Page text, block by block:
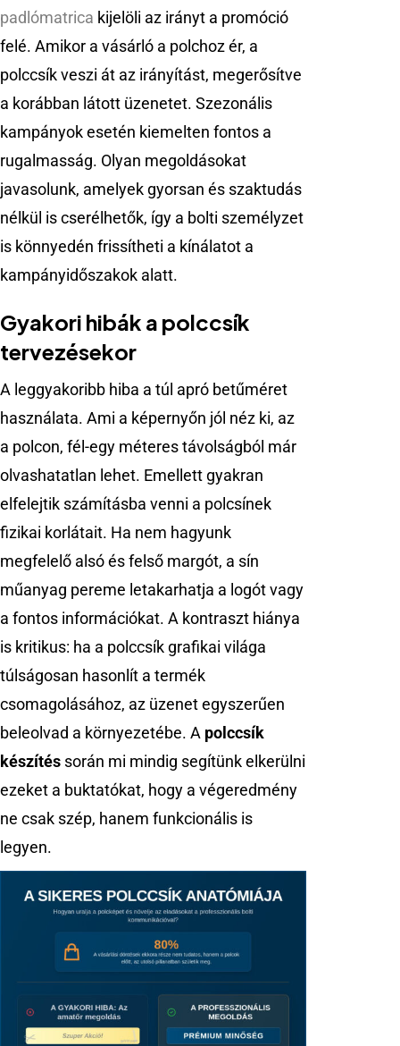
padlómatrica kijelöli az irányt a promóció
felé. Amikor a vásárló a polchoz ér, a
polccsík veszi át az irányítást, megerősítve
a korábban látott üzenetet. Szezonális
kampányok esetén kiemelten fontos a
rugalmasság. Olyan megoldásokat
javasolunk, amelyek gyorsan és szaktudás
nélkül is cserélhetők, így a bolti személyzet
is könnyedén frissítheti a kínálatot a
kampányidőszakok alatt.
Gyakori hibák a polccsík
tervezésekor
A leggyakoribb hiba a túl apró betűméret
használata. Ami a képernyőn jól néz ki, az
a polcon, fél-egy méteres távolságból már
olvashatatlan lehet. Emellett gyakran
elfelejtik számításba venni a polcsínek
fizikai korlátait. Ha nem hagyunk
megfelelő alsó és felső margót, a sín
műanyag pereme letakarhatja a logót vagy
a fontos információkat. A kontraszt hiánya
is kritikus: ha a polccsík grafikai világa
túlságosan hasonlít a termék
csomagolásához, az üzenet egyszerűen
beleolvad a környezetébe. A polccsík
készítés során mi mindig segítünk elkerülni
ezeket a buktatókat, hogy a végeredmény
ne csak szép, hanem funkcionális is
legyen.